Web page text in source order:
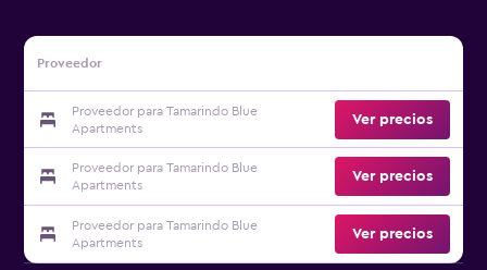
Proveedor
Proveedor para Tamarindo Blue
Apartments
Ver precios
Proveedor para Tamarindo Blue
Apartments
Ver precios
Proveedor para Tamarindo Blue
Apartments
Ver precios